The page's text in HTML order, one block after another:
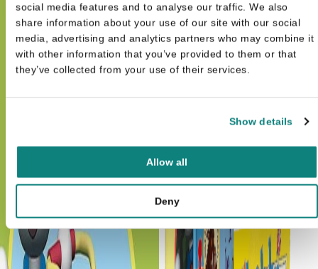
social media features and to analyse our traffic. We also
share information about your use of our site with our social
media, advertising and analytics partners who may combine it
with other information that you’ve provided to them or that
they’ve collected from your use of their services.
Show details
Allow all
Deny